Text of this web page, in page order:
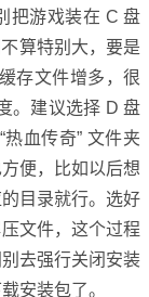
把游戏装在 C 盘
算特别大，要是
存文件增多，很
。建议选择 D 盘
血传奇” 文件夹
便，比如以后想
目录就行。选好
文件，这个过程
去强行关闭安装
安装包了。